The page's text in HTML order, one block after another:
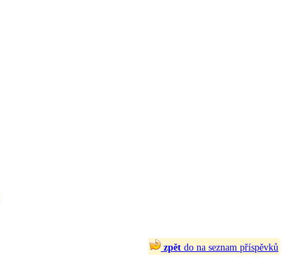
zpět do na seznam příspěvků